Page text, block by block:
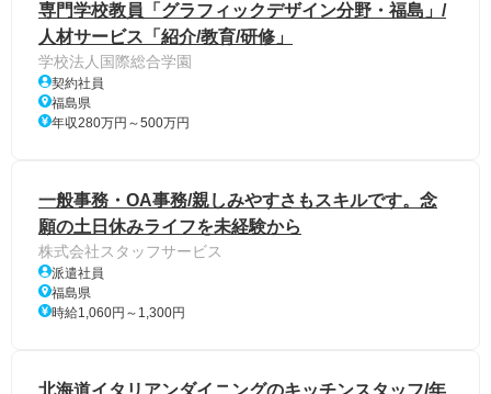
専門学校教員「グラフィックデザイン分野・福島」/
人材サービス「紹介/教育/研修」
学校法人国際総合学園
契約社員
福島県
年収280万円～500万円
一般事務・OA事務/親しみやすさもスキルです。念
願の土日休みライフを未経験から
株式会社スタッフサービス
派遣社員
福島県
時給1,060円～1,300円